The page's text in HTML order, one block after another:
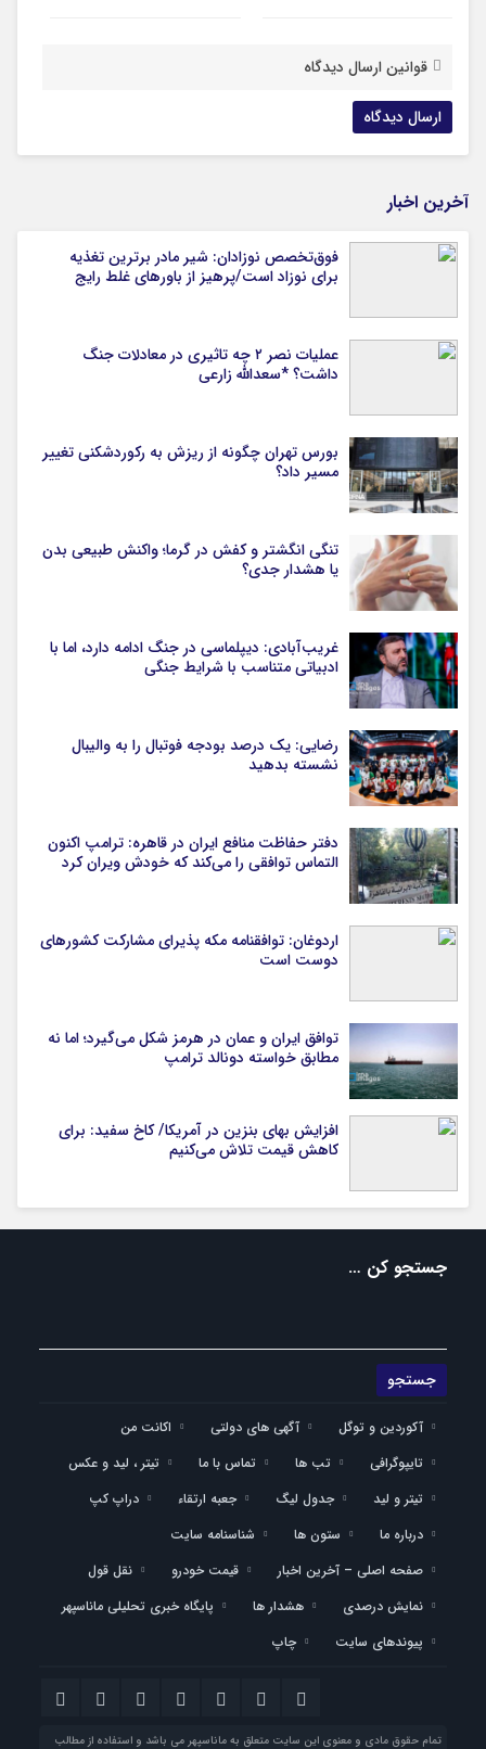
قوانین ارسال دیدگاه
آخرین اخبار
فوق‌تخصص نوزادان: شیر مادر برترین تغذیه
برای نوزاد است/پرهیز از باورهای غلط رایج
عملیات نصر ۲ چه تاثیری در معادلات جنگ
داشت؟ *سعدالله زارعی
بورس تهران چگونه از ریزش به رکوردشکنی تغییر
مسیر داد؟
تنگی انگشتر و کفش در گرما؛ واکنش طبیعی بدن
یا هشدار جدی؟
غریب‌آبادی: دیپلماسی در جنگ ادامه دارد، اما با
ادبیاتی متناسب با شرایط جنگی
رضایی: یک درصد بودجه فوتبال را به والیبال
نشسته بدهید
دفتر حفاظت منافع ایران در قاهره: ترامپ اکنون
التماس توافقی را می‌کند که خودش ویران کرد
اردوغان: توافقنامه مکه پذیرای مشارکت کشورهای
دوست است
توافق ایران و عمان در هرمز شکل می‌گیرد؛ اما نه
مطابق خواسته دونالد ترامپ
افزایش بهای بنزین در آمریکا/ کاخ سفید: برای
کاهش قیمت تلاش می‌کنیم
جستجو کن …
آکوردین و توگل آگهی های دولتی
اکانت من
تایپوگرافی
تب ها تماس با ما
تیتر ، لید و عکس
تیتر و لید
جدول لیگ جعبه ارتقاء
دراپ کپ
درباره ما
ستون ها
شناسنامه سایت
صفحه اصلی – آخرین اخبار
قیمت خودرو
نقل قول
نمایش درصدی
هشدار ها
پایگاه خبری تحلیلی ماناسپهر
پیوندهای سایت
چاپ
تمام حقوق مادی و معنوی این سایت متعلق به ماناسپهر می باشد و استفاده از مطالب